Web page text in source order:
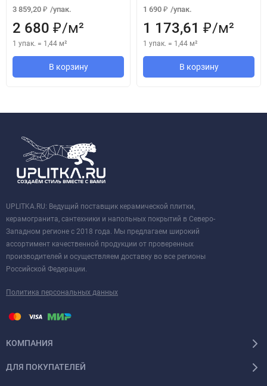
3 859,20 ₽ /упак.
2 680 ₽/м²
1 упак. = 1,44 м²
В корзину
1 690 ₽ /упак.
1 173,61 ₽/м²
1 упак. = 1,44 м²
В корзину
UPLITKA.RU: Ведущий поставщик керамической плитки,
керамогранита, сантехники и напольных покрытий в Северо-
Западном регионе с 2018 года. Мы предлагаем широкий
ассортимент качественной продукции от проверенных
производителей и осуществляем доставку во все регионы
Российской Федерации.
Политика персональных данных
КОМПАНИЯ
ДЛЯ ПОКУПАТЕЛЕЙ